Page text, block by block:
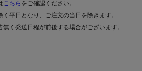
こちら をご確認ください。
平日となり、ご注文の当日を除きます。
く発送日程が前後する場合がございます。